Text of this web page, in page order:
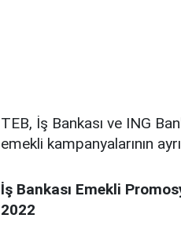
TEB, İş Bankası ve ING
emekli kampanyalarının
İş Bankası Emekli
2022